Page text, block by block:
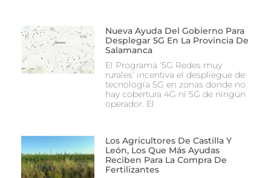
Nueva Ayuda Del Gobierno Para
Desplegar 5G En La Provincia De
Salamanca
El Programa ‘5G Redes muy
rurales’ incentiva el despliegue de
tecnología 5G en zonas donde no
hay cobertura 4G ni 5G de ningún
operador. El
Los Agricultores De Castilla Y
León, Los Que Más Ayudas
Reciben Para La Compra De
Fertilizantes